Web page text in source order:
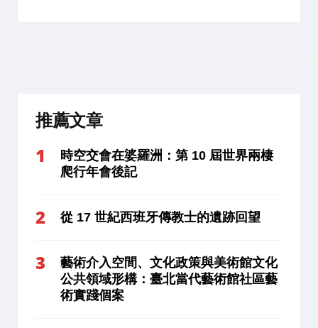
推薦文章
時空交會在婆羅洲：第 10 屆世界兩棲
爬行年會後記
從 17 世紀西班牙傳教士的遺跡回望
藝術介入空間、文化政策與美術館文化
公共領域形構：臺北當代藝術館社區藝
術實踐個案